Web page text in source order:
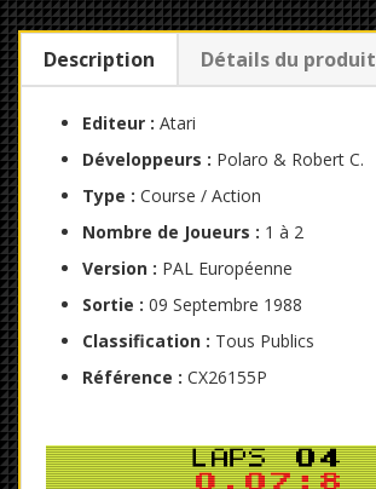
Description Détails du produit
Editeur : Atari
Développeurs : Polaro & Robert C.
Type : Course / Action
Nombre de Joueurs : 1 à 2
Version : PAL Européenne
Sortie : 09 Septembre 1988
Classification : Tous Publics
Référence : CX26155P